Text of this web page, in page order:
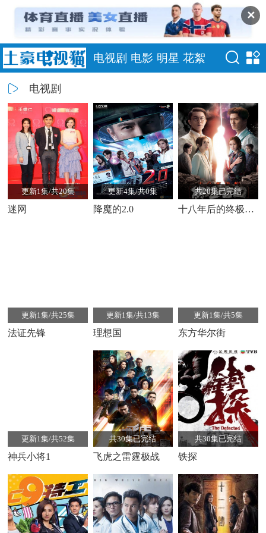
✕
电视剧 电影 明星 花絮
电视剧
更新1集/共20集
迷网
更新4集/共0集
降魔的2.0
共20集已完结
十八年后的终极告白
更新1集/共25集
法证先锋
更新1集/共13集
理想国
更新1集/共5集
东方华尔街
更新1集/共52集
神兵小将1
共30集已完结
飞虎之雷霆极战
共30集已完结
铁探